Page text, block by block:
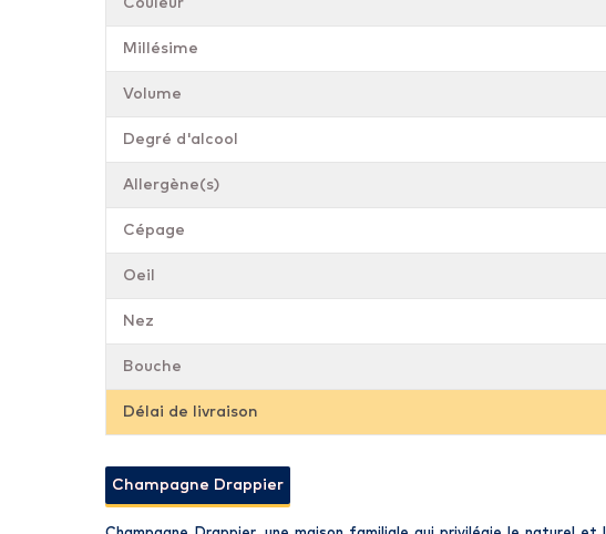
Couleur
Millésime
Volume
Degré d'alcool
Allergène(s)
Cépage
Oeil
Nez
Bouche
Délai de livraison
Champagne Drappier